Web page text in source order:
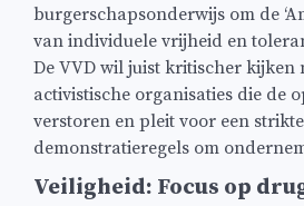
burgerschapsonderwijs om de
van individuele vrijheid en
De VVD wil juist kritischer kijken
activistische organisaties die de
verstoren en pleit voor een
demonstratieregels om
Veiligheid: Focus op